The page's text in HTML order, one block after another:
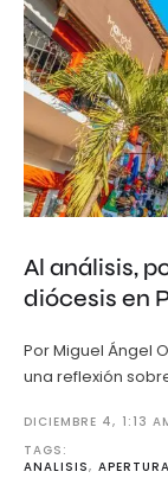
Al análisis,
diócesis en
Por Miguel Ángel
una reflexión
DICIEMBRE 4, 1:13
TAGS:
ANALISIS, APERTURA